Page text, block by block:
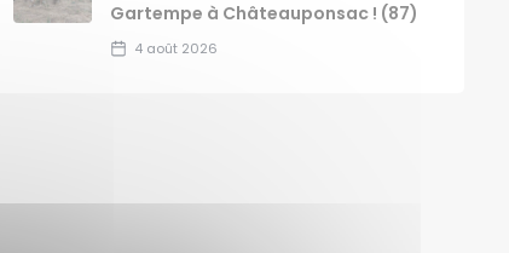
Gartempe à Châteauponsac ! (87)
4 août 2026